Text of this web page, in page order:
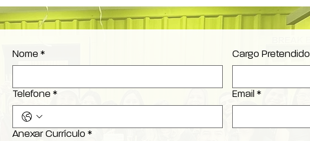
Nome * Cargo Pretendido
Telefone * Email *
Anexar Currículo *